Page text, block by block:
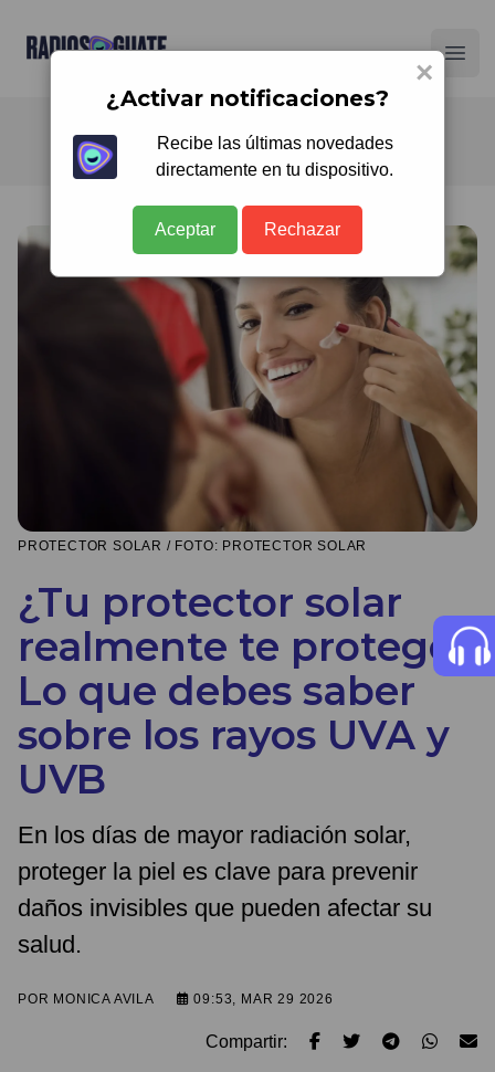
Radios Guate
PROTECTOR SOLAR / FOTO: PROTECTOR SOLAR
¿Tu protector solar
realmente te protege?
Lo que debes saber
sobre los rayos UVA y
UVB
En los días de mayor radiación solar,
proteger la piel es clave para prevenir
daños invisibles que pueden afectar su
salud.
POR MONICA AVILA 09:53, MAR 29 2026
Compartir:
×
¿Activar notificaciones?
Recibe las últimas novedades
directamente en tu dispositivo.
Aceptar Rechazar